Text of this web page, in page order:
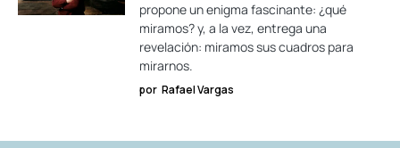
propone un enigma fascinante: ¿qué
miramos? y, a la vez, entrega una
revelación: miramos sus cuadros para
mirarnos.
por Rafael Vargas